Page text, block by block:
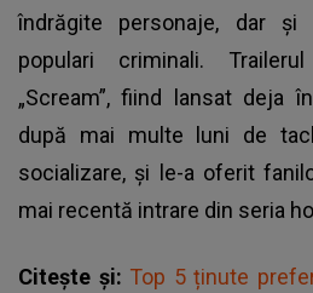
îndrăgite personaje, dar
populari criminali.
„Scream”, fiind lansat deja
după mai multe luni de
socializare, și le-a oferit
mai recentă intrare din seria
Citește și: Top 5 ținute